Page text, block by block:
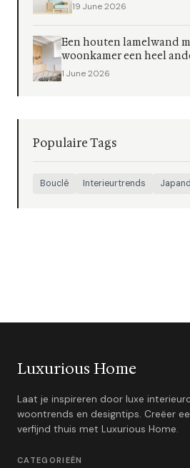
19 June 2026
Een houten lamelwand
woonkamer een heel
1 June 2026
Populaire Tags
Bouclé Interieurtrends
Luxurious Home
Laat je inspireren door luxe
woontrends en designtips. Creëer
verfijnd thuis met Luxurious Home.
CATEGORIEËN